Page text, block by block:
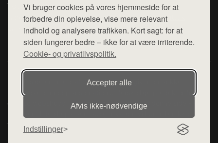
Vi bruger cookies på vores hjemmeside for at
forbedre din oplevelse, vise mere relevant
indhold og analysere trafikken. Kort sagt: for at
siden fungerer bedre – ikke for at være irriterende.
Cookie- og privatlivspolitik.
Accepter alle
Afvis ikke‑nødvendige
Indstillinger
Top Rabatter
Blog
Kontakt
Mail: hej@want.dk
Cookie- og privatlivspolitik
Denne side er en del af want.dk, der udgiver en række
hjemmesider med præsentation af forskellige produkter fra
diverse webshops. Der sælges ikke varer fra denne side - vi
varerne på lager.